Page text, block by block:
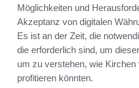
Möglichkeiten und
Akzeptanz von digitalen
Es ist an der Zeit, die
die erforderlich sind, um
um zu verstehen, wie
profitieren könnten.